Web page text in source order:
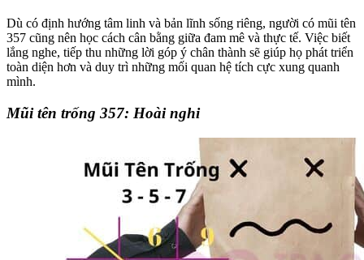
Dù có định hướng tâm linh và bản lĩnh sống riêng, người có mũi tên
357 cũng nên học cách cân bằng giữa đam mê và thực tế. Việc biết
lắng nghe, tiếp thu những lời góp ý chân thành sẽ giúp họ phát triển
toàn diện hơn và duy trì những mối quan hệ tích cực xung quanh
mình.
Mũi tên trống 357: Hoài nghi